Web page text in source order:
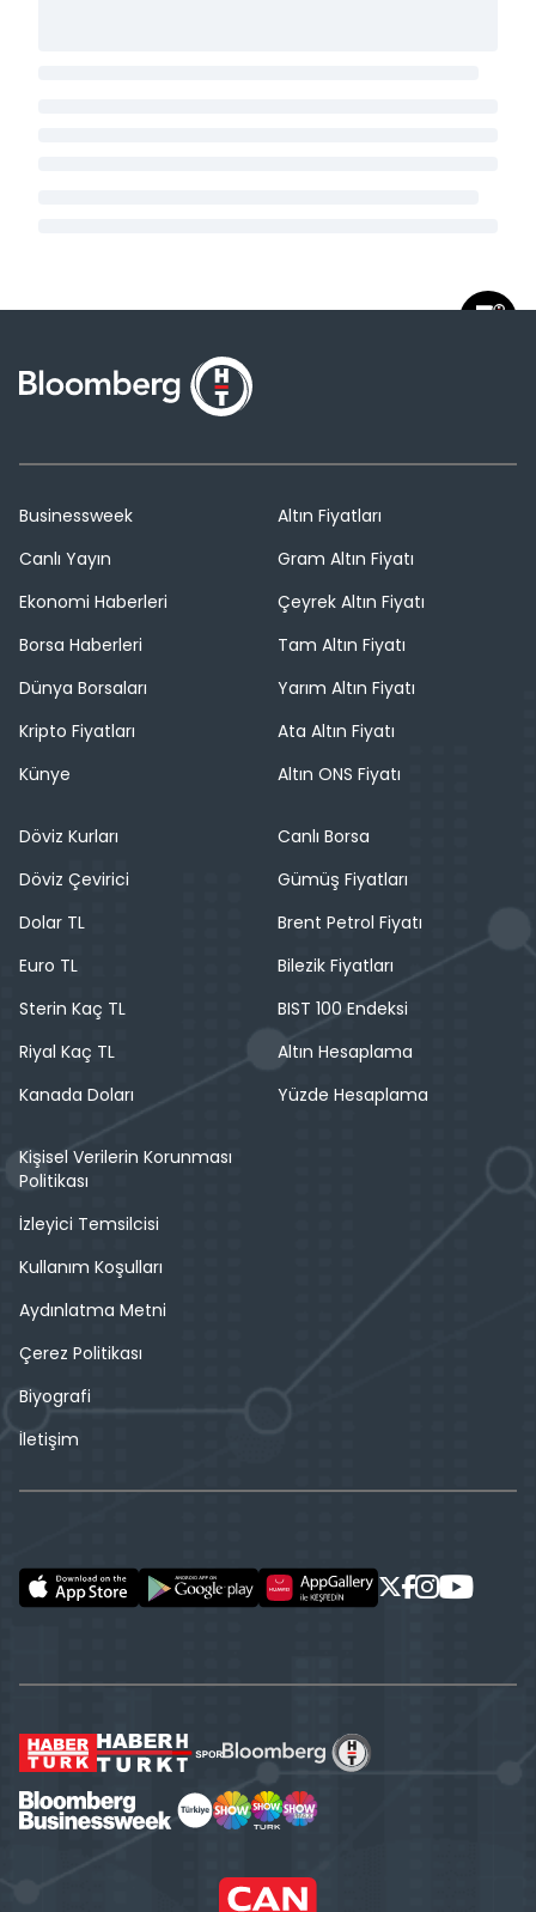
Businessweek
Canlı Yayın
Ekonomi Haberleri
Borsa Haberleri
Dünya Borsaları
Kripto Fiyatları
Künye
Altın Fiyatları
Gram Altın Fiyatı
Çeyrek Altın Fiyatı
Tam Altın Fiyatı
Yarım Altın Fiyatı
Ata Altın Fiyatı
Altın ONS Fiyatı
Döviz Kurları
Döviz Çevirici
Dolar TL
Euro TL
Sterin Kaç TL
Riyal Kaç TL
Kanada Doları
Canlı Borsa
Gümüş Fiyatları
Brent Petrol Fiyatı
Bilezik Fiyatları
BIST 100 Endeksi
Altın Hesaplama
Yüzde Hesaplama
Kişisel Verilerin Korunması
Politikası
İzleyici Temsilcisi
Kullanım Koşulları
Aydınlatma Metni
Çerez Politikası
Biyografi
İletişim